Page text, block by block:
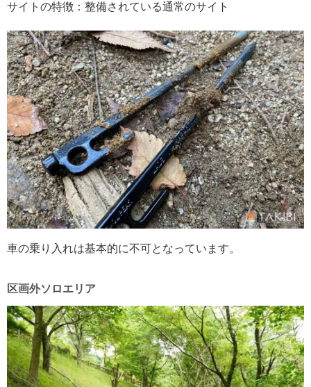
サイトの特徴：整備されている通常のサイト
車の乗り入れは基本的に不可となっています。
区画外ソロエリア